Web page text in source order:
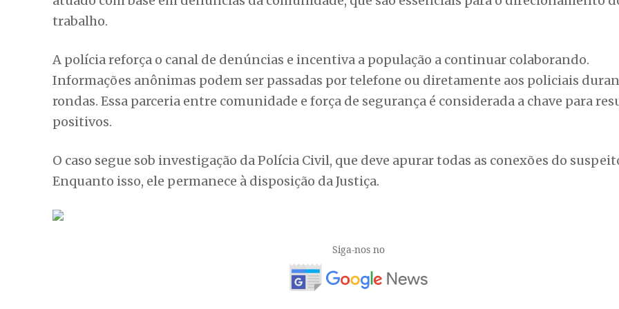
trabalho.
A polícia reforça o canal de denúncias e incentiva a população a continuar colaborando.
Informações anônimas podem ser passadas por telefone ou diretamente aos policiais
rondas. Essa parceria entre comunidade e força de segurança é considerada a chave para
positivos.
O caso segue sob investigação da Polícia Civil, que deve apurar todas as conexões do
Enquanto isso, ele permanece à disposição da Justiça.
Siga-nos no